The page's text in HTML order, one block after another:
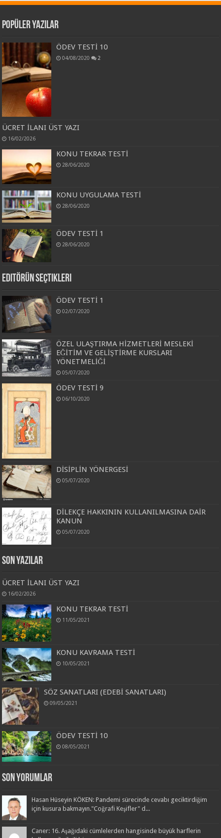
Popüler Yazılar
ÖDEV TESTİ 10
04/08/2020 2
ÜCRET İLANI ÜST YAZI
16/02/2026
KONU TEKRAR TESTİ
28/06/2020
KONU UYGULAMA TESTİ
28/06/2020
ÖDEV TESTİ 1
28/06/2020
Editörün Seçtikleri
ÖDEV TESTİ 1
02/07/2020
ÖZEL ULAŞTIRMA HİZMETLERİ MESLEKİ
EĞİTİM VE GELİŞTİRME KURSLARI
YÖNETMELİĞİ
05/07/2020
ÖDEV TESTİ 9
06/10/2020
DİSİPLİN YÖNERGESİ
05/07/2020
DİLEKÇE HAKKININ KULLANILMASINA DAİR
KANUN
05/07/2020
Son Yazılar
ÜCRET İLANI ÜST YAZI
16/02/2026
KONU TEKRAR TESTİ
11/05/2021
KONU KAVRAMA TESTİ
10/05/2021
SÖZ SANATLARI (EDEBİ SANATLARI)
09/05/2021
ÖDEV TESTİ 10
08/05/2021
Son Yorumlar
Hasan Hüseyin KÖKEN: Pandemi sürecinde cevabı geciktirdiğim
için kusura bakmayın."Coğrafi Keşifler" d...
Caner: 16. Aşağıdaki cümlelerden hangisinde büyük harflerin